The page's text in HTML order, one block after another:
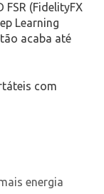
(FidelityFX
Learning
acaba até
com
energia